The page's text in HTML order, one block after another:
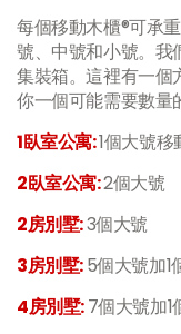
每個移動木櫃®可承
號、中號和小號。我
集裝箱。這裡有一個
你一個可能需要數量
1臥室公寓:1個大號移
2臥室公寓:2個大號
2房別墅:3個大號
3房別墅:5個大號加1
4房別墅:7個大號加1